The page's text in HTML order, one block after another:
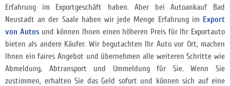
Erfahrung im Exportgeschäft haben. Aber bei Autoankauf Bad
Neustadt an der Saale haben wir jede Menge Erfahrung im Export
von Autosund können Ihnen einen höheren Preis für Ihr Exportauto
bieten als andere Käufer. Wir begutachten Ihr Auto vor Ort, machen
Ihnen ein faires Angebot und übernehmen alle weiteren Schritte wie
Abmeldung, Abtransport und Ummeldung für Sie. Wenn Sie
zustimmen, erhalten Sie das Geld sofort und können sich auf eine